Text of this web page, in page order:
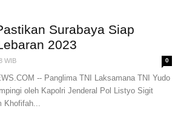
Surabaya Siap
2023
WIB 0
-- Panglima TNI Laksamana TNI Yudo
oleh Kapolri Jenderal Pol Listyo Sigit
Khofifah...